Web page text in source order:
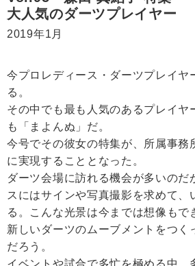
大人気のダーツプレイヤー
2019年1月
今プロレディース・ダーツプレイヤ
る。
その中でも最も人気のあるプレイヤ
も「まよんぬ」だ。
今号でその彼女の特集が、所属事務
に実現することとなった。
ダーツ会場に訪れる機会が多いのだ
スにはサインや写真撮影を求めて、
る。こんな光景は今までは想像もで
新しいダーツのムーブメントをつく
だろう。
イベントや試合で多忙を極める中、